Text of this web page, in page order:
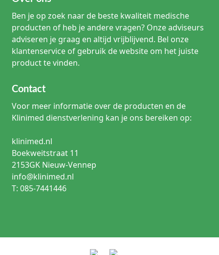
Ben je op zoek naar de beste kwaliteit medische
producten of heb je andere vragen? Onze adviseurs
adviseren je graag en altijd vrijblijvend. Bel onze
klantenservice of gebruik de website om het juiste
product te vinden.
Contact
Voor meer informatie over de producten en de
Klinimed dienstverlening kan je ons bereiken op:
klinimed.nl
Boekweitstraat 11
2153GK Nieuw-Vennep
info@klinimed.nl
T: 085-7441446